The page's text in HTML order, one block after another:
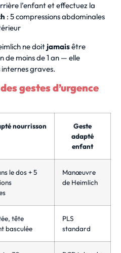
l’enfant et effectuez la
: 5 compressions abdominales
ne doit jamaisêtre
de moins de 1 an — elle
internes graves.
gestes d’urgence
nourrisson
Geste
adapté
enfant
le dos + 5
Manœuvre
de Heimlich
tête
basculée
PLS
standard